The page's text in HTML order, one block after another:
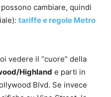
cambiare, quindi
tariffe e regole Metro
vedere il “cuore” della
Highland e parti in
Blvd. Se invece